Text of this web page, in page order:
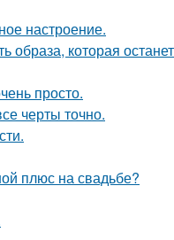
настроение.
образа, которая
просто.
черты точно.
плюс на свадьбе?